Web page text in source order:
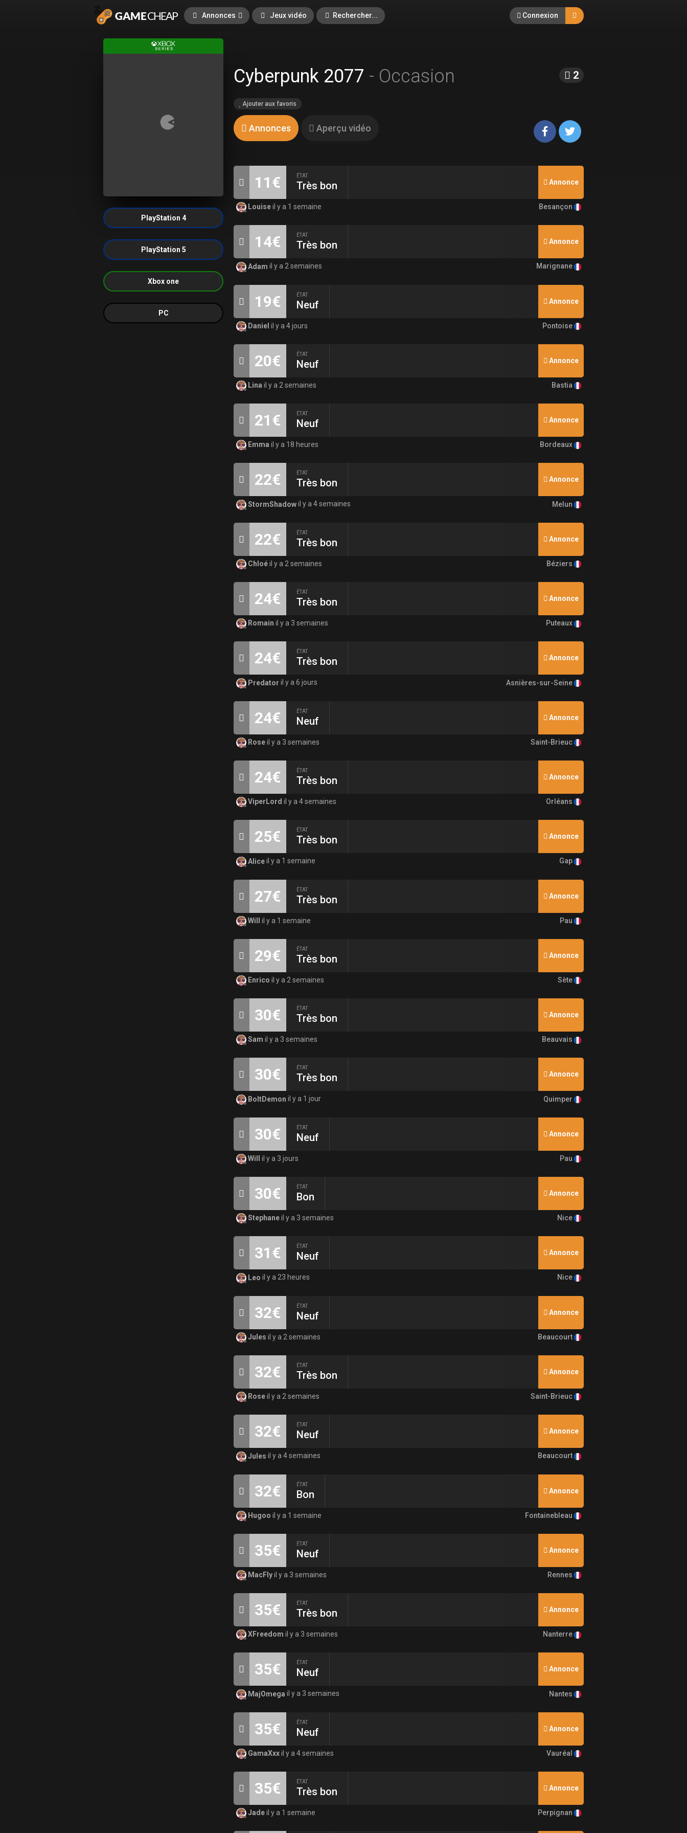
Annonces Jeux vidéo Rechercher... Connexion
PlayStation 4
PlayStation 5
Xbox one
PC
Cyberpunk 2077 - Occasion 2
Ajouter aux favoris
Annonces Aperçu vidéo
11€ ÉTAT
Très bon Annonce
Louiseil y a 1 semaine Besançon
14€ ÉTAT
Très bon Annonce
Adam il y a 2 semaines Marignane
19€ ÉTAT
Neuf Annonce
Daniel il y a 4 jours Pontoise
20€ ÉTAT
Neuf Annonce
Lina il y a 2 semaines Bastia
21€ ÉTAT
Neuf Annonce
Emma il y a 18 heures Bordeaux
22€ ÉTAT
Très bon Annonce
StormShadowil y a 4 semaines Melun
22€ ÉTAT
Très bon Annonce
Chloéil y a 2 semaines Béziers
24€ ÉTAT
Très bon Annonce
Romain il y a 3 semaines Puteaux
24€ ÉTAT
Très bon Annonce
Predator il y a 6 jours Asnières-sur-Seine
24€ ÉTAT
Neuf Annonce
Roseil y a 3 semaines Saint-Brieuc
24€ ÉTAT
Très bon Annonce
ViperLord il y a 4 semaines Orléans
25€ ÉTAT
Très bon Annonce
Aliceil y a 1 semaine Gap
27€ ÉTAT
Très bon Annonce
Will il y a 1 semaine Pau
29€ ÉTAT
Très bon Annonce
Enrico il y a 2 semaines Sète
30€ ÉTAT
Très bon Annonce
Sam il y a 3 semaines Beauvais
30€ ÉTAT
Très bon Annonce
BoltDemon il y a 1 jour Quimper
30€ ÉTAT
Neuf Annonce
Will il y a 3 jours Pau
30€ ÉTAT
Bon Annonce
Stephaneil y a 3 semaines Nice
31€ ÉTAT
Neuf Annonce
Leo il y a 23 heures Nice
32€ ÉTAT
Neuf Annonce
Jules il y a 2 semaines Beaucourt
32€ ÉTAT
Très bon Annonce
Roseil y a 2 semaines Saint-Brieuc
32€ ÉTAT
Neuf Annonce
Jules il y a 4 semaines Beaucourt
32€ ÉTAT
Bon Annonce
Hugoo il y a 1 semaine Fontainebleau
35€ ÉTAT
Neuf Annonce
MacFlyil y a 3 semaines Rennes
35€ ÉTAT
Très bon Annonce
XFreedom il y a 3 semaines Nanterre
35€ ÉTAT
Neuf Annonce
MajOmega il y a 3 semaines Nantes
35€ ÉTAT
Neuf Annonce
GamaXxxil y a 4 semaines Vauréal
35€ ÉTAT
Très bon Annonce
Jadeil y a 1 semaine Perpignan